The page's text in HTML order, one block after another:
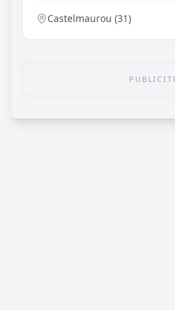
Castelmaurou (31)